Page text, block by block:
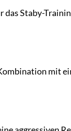
Staby-
mit